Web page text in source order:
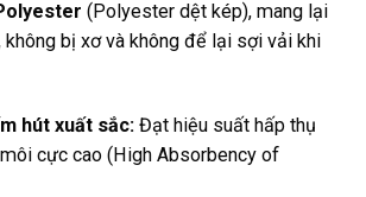
(Polyester dệt kép), mang lại
không bị xơ và không để lại sợi vải khi
hút xuất sắc: Đạt hiệu suất hấp thụ
cực cao (High Absorbency of